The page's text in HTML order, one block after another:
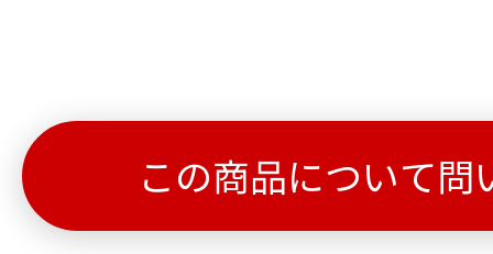
この商品について問